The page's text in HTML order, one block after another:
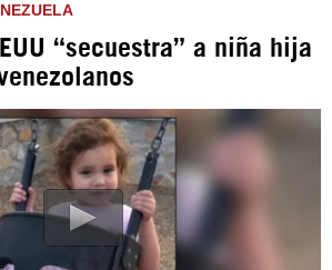
https://t.me/hispantvcanal
https://urmedium.com/c/hispantv
WhatsApp y Viber: +98 921 79 29 404
Instagram como: hispan_tv
“secuestra” a niña hija